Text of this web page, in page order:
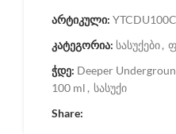
არტიკული:
კატეგორია: სასუქები,
ჭდე: Deeper
100 ml , სასუქი
Share: